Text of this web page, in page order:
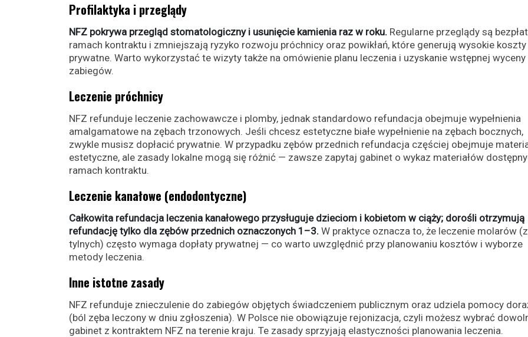
Profilaktyka i przeglądy
NFZ pokrywa przegląd stomatologiczny i usunięcie kamienia raz w roku. Regularne przeglądy są
ramach kontraktu i zmniejszają ryzyko rozwoju próchnicy oraz powikłań, które generują wysokie koszty
prywatne. Warto wykorzystać te wizyty także na omówienie planu leczenia i uzyskanie wstępnej wyceny
zabiegów.
Leczenie próchnicy
NFZ refunduje leczenie zachowawcze i plomby, jednak standardowo refundacja obejmuje wypełnienia
amalgamatowe na zębach trzonowych. Jeśli chcesz estetyczne białe wypełnienie na zębach bocznych,
zwykle musisz dopłacić prywatnie. W przypadku zębów przednich refundacja częściej obejmuje
estetyczne, ale zasady lokalne mogą się różnić — zawsze zapytaj gabinet o wykaz materiałów
ramach kontraktu.
Leczenie kanałowe (endodontyczne)
Całkowita refundacja leczenia kanałowego przysługuje dzieciom i kobietom w ciąży; dorośli otrzymują
refundację tylko dla zębów przednich oznaczonych 1–3. W praktyce oznacza to, że leczenie molarów
tylnych) często wymaga dopłaty prywatnej — co warto uwzględnić przy planowaniu kosztów i wyborze
metody leczenia.
Inne istotne zasady
NFZ refunduje znieczulenie do zabiegów objętych świadczeniem publicznym oraz udziela pomocy
(ból zęba leczony w dniu zgłoszenia). W Polsce nie obowiązuje rejonizacja, czyli możesz wybrać
gabinet z kontraktem NFZ na terenie kraju. Te zasady sprzyjają elastyczności planowania leczenia.